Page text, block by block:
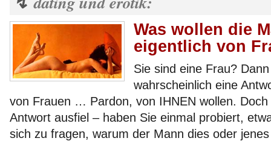
Was wollen die
eigentlich von
Sie sind eine Frau?
wahrscheinlich eine
von Frauen … Pardon, von IHNEN wollen.
Antwort ausfiel – haben Sie einmal probiert,
sich zu fragen, warum der Mann dies oder jenes